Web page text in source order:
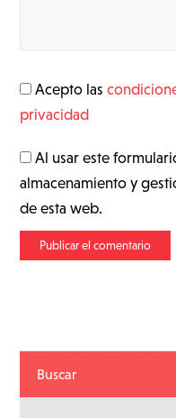
Acepto las
privacidad
Al usar este
almacenamiento y
de esta web.